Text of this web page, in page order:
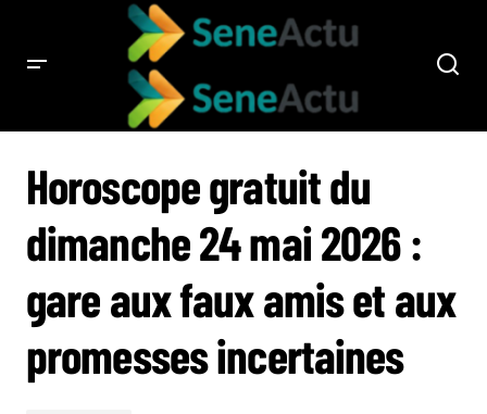
Horoscope gratuit du
dimanche 24 mai 2026 :
gare aux faux amis et aux
promesses incertaines